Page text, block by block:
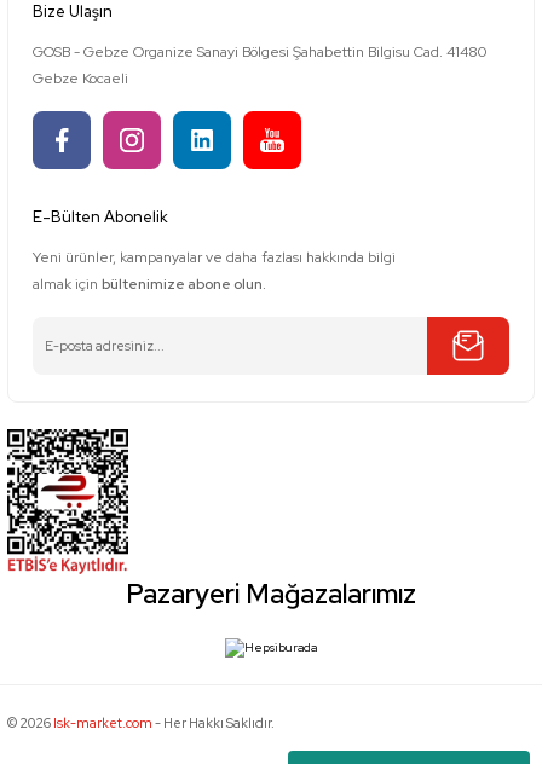
Bize Ulaşın
GOSB - Gebze Organize Sanayi Bölgesi Şahabettin Bilgisu Cad. 41480
Gebze Kocaeli
E-Bülten Abonelik
Yeni ürünler, kampanyalar ve daha fazlası hakkında bilgi
almak için bültenimize abone olun.
Pazaryeri Mağazalarımız
© 2026 Isk-market.com - Her Hakkı Saklıdır.